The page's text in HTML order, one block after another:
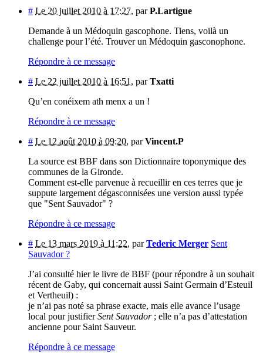
# Le 20 juillet 2010 à 17:27, parP.Lartigue
Demande à un Médoquin gascophone. Tiens, voilà un
challenge pour l’été. Trouver un Médoquin gasconophone.
Répondre à ce message
# Le 22 juillet 2010 à 16:51 , parTxatti
Qu’en conéixem ath menx a un !
Répondre à ce message
# Le 12 août 2010 à 09:20, parVincent.P
La source est BBF dans son Dictionnaire toponymique des
communes de la Gironde.
Comment est-elle parvenue à recueillir en ces terres que je
suppute largement dégasconnisées une version aussi typée
que "Sent Sauvador" ?
Répondre à ce message
# Le 13 mars 2019 à 11:22, parTederic Merger Sent
Sauvador ?
J’ai consulté hier le livre de BBF (pour répondre à un souhait
récent de Gaby, qui concernait aussi Saint Germain d’Esteuil
et Vertheuil) :
je n’ai pas noté sa phrase exacte, mais elle avance l’usage
local pour justifierSent Sauvador; elle n’a pas d’attestation
ancienne pour Saint Sauveur.
Répondre à ce message